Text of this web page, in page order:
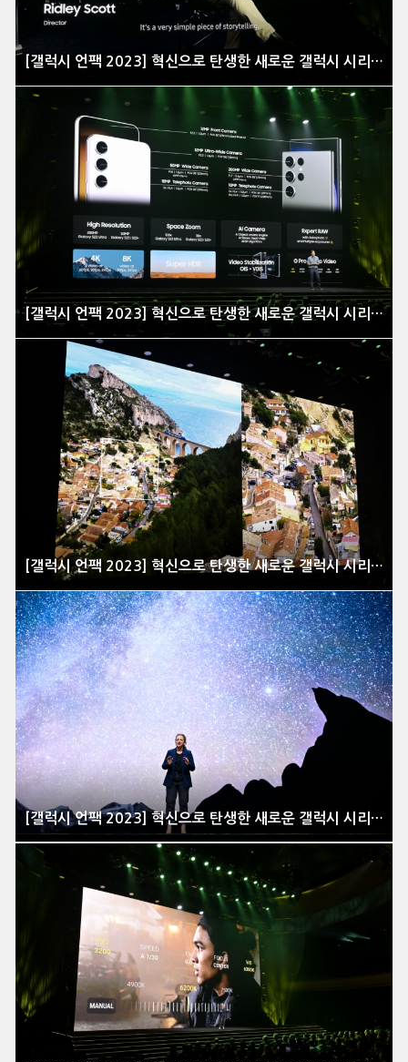
[갤럭시 언팩 2023] 혁신으로 탄생한 새로운 갤럭시 시리즈 공개 현장을 가다
[갤럭시 언팩 2023] 혁신으로 탄생한 새로운 갤럭시 시리즈 공개 현장을 가다
[갤럭시 언팩 2023] 혁신으로 탄생한 새로운 갤럭시 시리즈 공개 현장을 가다
[갤럭시 언팩 2023] 혁신으로 탄생한 새로운 갤럭시 시리즈 공개 현장을 가다